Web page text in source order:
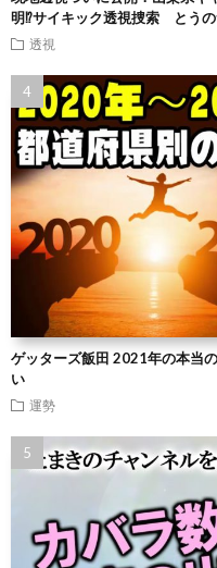
明⁉︎サイキック透視捜索 とう
透視
ゲッターズ飯田 2021年の本当
い
運勢